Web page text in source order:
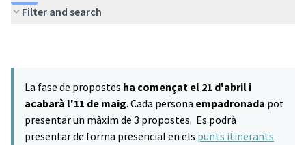
Filter and search
La fase de propostes ha començat el 21 d'abril i
acabarà l'11 de maig. Cada persona empadronada pot
presentar un màxim de 3 propostes. Es podrà
presentar de forma presencial en els punts itinerants